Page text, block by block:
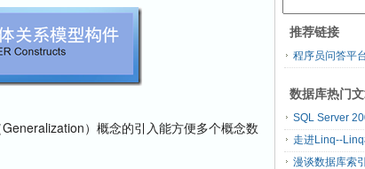
）概念的引入能方便多个概念数
推荐链接
程序员问答平
数据库热门
走进Linq--
漫谈数据库索引